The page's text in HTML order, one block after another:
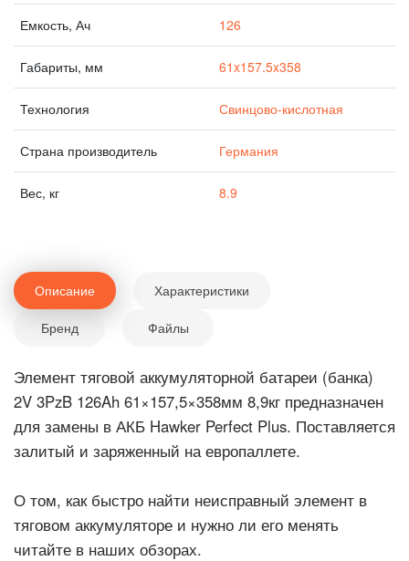
Емкость, Ач 126
Габариты, мм 61x157.5x358
Технология Свинцово-кислотная
Страна производитель Германия
Вес, кг 8.9
Описание Характеристики
Бренд Файлы
Элемент тяговой аккумуляторной батареи (банка)
2V 3PzB 126Ah 61×157,5×358мм 8,9кг предназначен
для замены в АКБ Hawker Perfect Plus. Поставляется
залитый и заряженный на европаллете.
О том, как быстро найти неисправный элемент в
тяговом аккумуляторе и нужно ли его менять
читайте в наших обзорах.